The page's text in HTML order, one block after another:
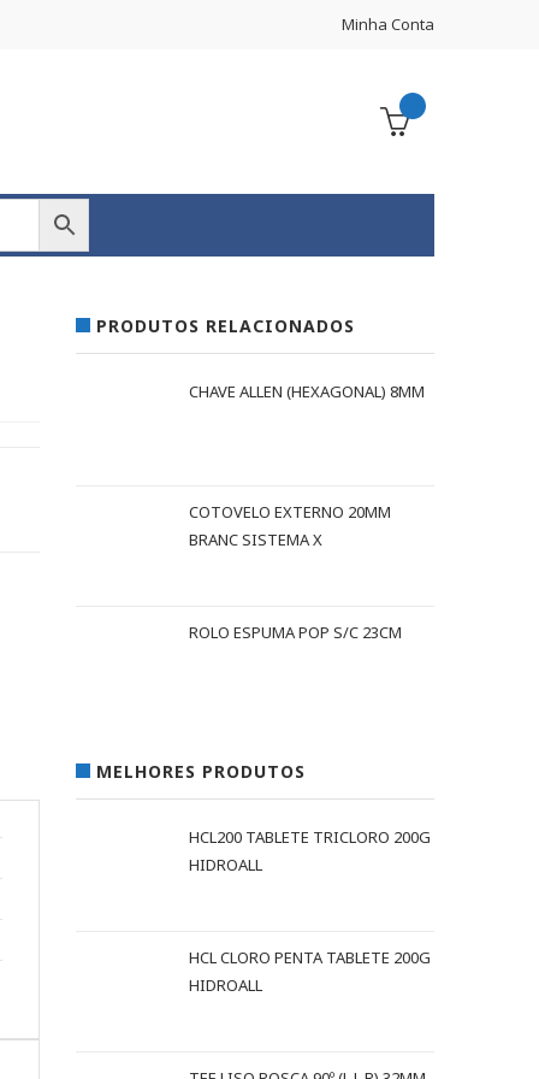
Minha Conta
PRODUTOS RELACIONADOS
CHAVE ALLEN (HEXAGONAL) 8MM
COTOVELO EXTERNO 20MM
BRANC SISTEMA X
ROLO ESPUMA POP S/C 23CM
MELHORES PRODUTOS
HCL200 TABLETE TRICLORO 200G
HIDROALL
HCL CLORO PENTA TABLETE 200G
HIDROALL